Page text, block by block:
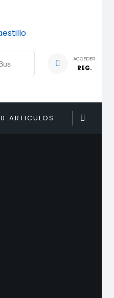
ACCEDER
REG.
0 ARTICULOS